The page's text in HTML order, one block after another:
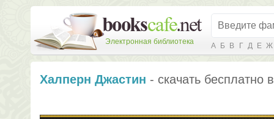
Электронная библиотека А Б В Г Д Е Ж
Халперн Джастин - скачать бесплатно